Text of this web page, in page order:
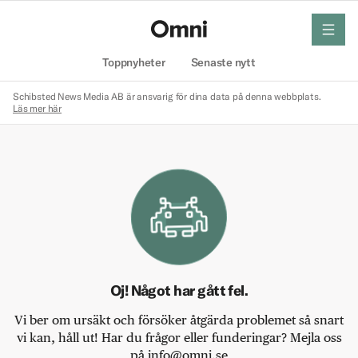
Toppnyheter Senaste nytt
meny
Schibsted News Media AB är ansvarig för dina data på denna webbplats.
Läs mer här
Oj! Något har gått fel.
Vi ber om ursäkt och försöker åtgärda problemet så snart
vi kan, håll ut! Har du frågor eller funderingar? Mejla oss